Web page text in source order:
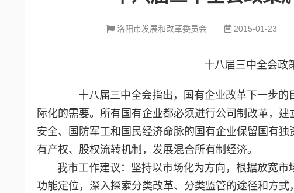
洛阳市发展和改革委员会 2015-01-23
十八届三中全会政
十八届三中全会指出，国有企业改革下一步的
际化的需要。所有国有企业都必须进行公司制改革，
安全、国防军工和国民经济命脉的国有企业保留国有
有产权、股权流转机制，发展混合所有制经济。
我市工作建议：坚持以市场化为方向，根据放宽市
功能定位，深入探索分类改革、分类监管的途径和方